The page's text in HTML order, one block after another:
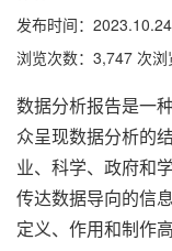
发布时间：2023.10.24
浏览次数：3,747 次浏
数据分析报告是一
众呈现数据分析的
业、科学、政府和
传达数据导向的信
定义、作用和制作